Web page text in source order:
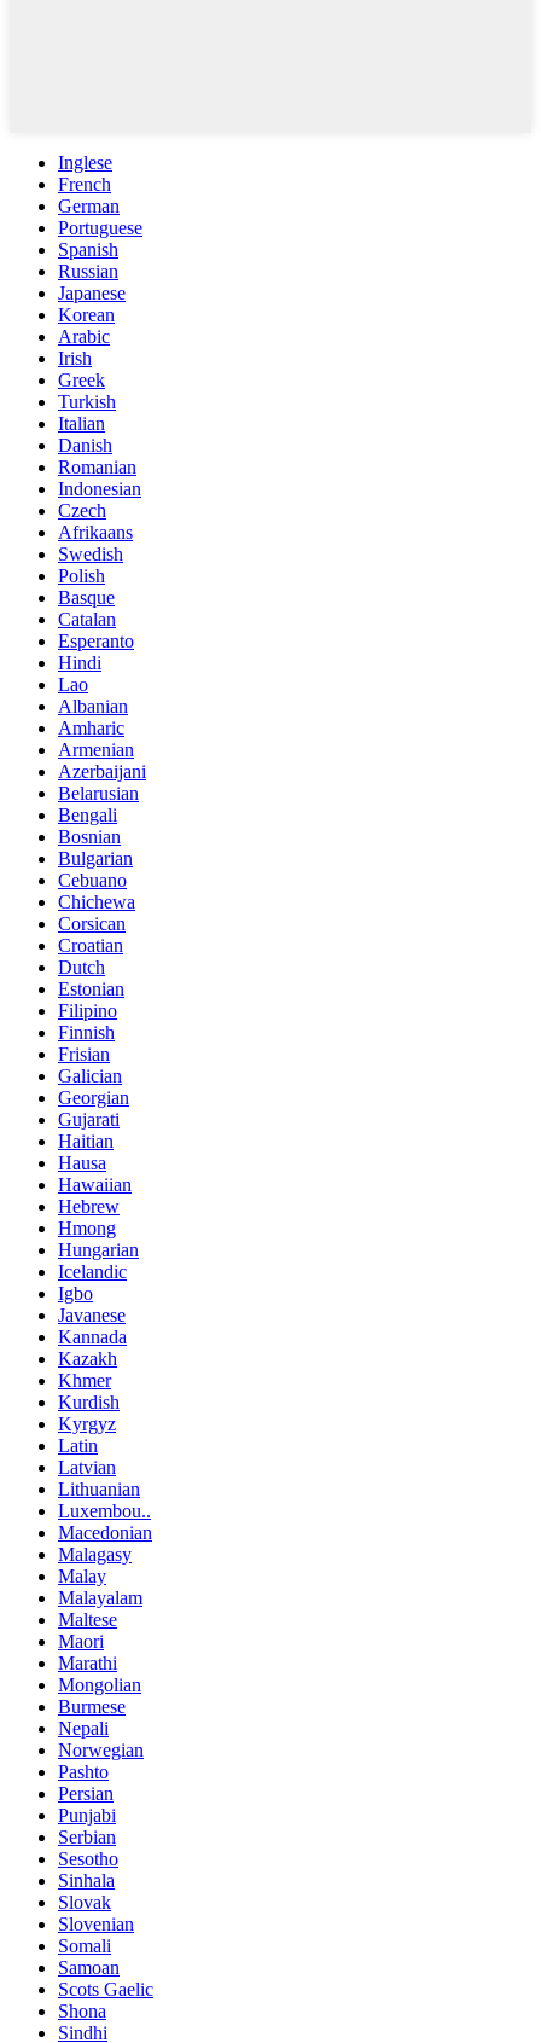
Inglese
French
German
Portuguese
Spanish
Russian
Japanese
Korean
Arabic
Irish
Greek
Turkish
Italian
Danish
Romanian
Indonesian
Czech
Afrikaans
Swedish
Polish
Basque
Catalan
Esperanto
Hindi
Lao
Albanian
Amharic
Armenian
Azerbaijani
Belarusian
Bengali
Bosnian
Bulgarian
Cebuano
Chichewa
Corsican
Croatian
Dutch
Estonian
Filipino
Finnish
Frisian
Galician
Georgian
Gujarati
Haitian
Hausa
Hawaiian
Hebrew
Hmong
Hungarian
Icelandic
Igbo
Javanese
Kannada
Kazakh
Khmer
Kurdish
Kyrgyz
Latin
Latvian
Lithuanian
Luxembou..
Macedonian
Malagasy
Malay
Malayalam
Maltese
Maori
Marathi
Mongolian
Burmese
Nepali
Norwegian
Pashto
Persian
Punjabi
Serbian
Sesotho
Sinhala
Slovak
Slovenian
Somali
Samoan
Scots Gaelic
Shona
Sindhi